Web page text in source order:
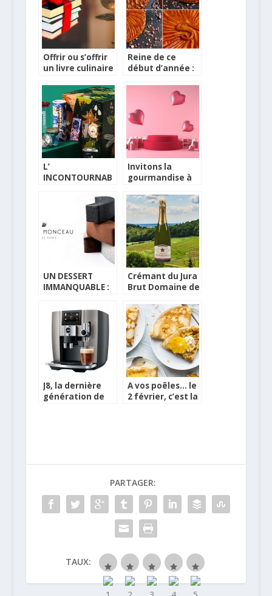
Offrir ou s’offrir
un livre culinaire
Reine de ce
début d’année :
L’
INCONTOURNAB
Invitons la
gourmandise à
UN DESSERT
IMMANQUABLE :
NOEL
Crémant du Jura
Brut Domaine de
Bouteille du WE
J8, la dernière
génération de
A vos poêles… le
2 février, c’est la
PARTAGER:
TAUX: